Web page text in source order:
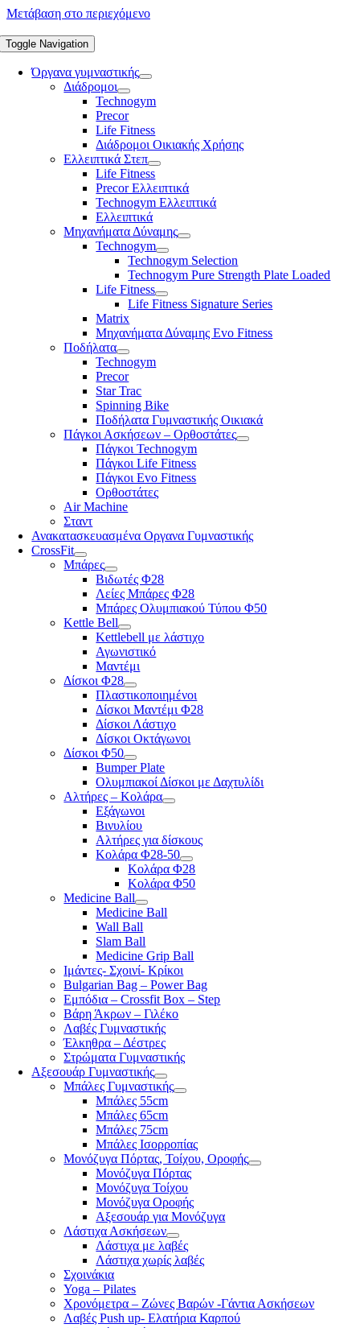
Μετάβαση στο περιεχόμενο
Toggle Navigation
Όργανα γυμναστικής
Διάδρομοι
Technogym
Precor
Life Fitness
Διάδρομοι Οικιακής Χρήσης
Ελλειπτικά Στεπ
Life Fitness
Precor Ελλειπτικά
Technogym Ελλειπτικά
Ελλειπτικά
Μηχανήματα Δύναμης
Technogym
Technogym Selection
Technogym Pure Strength Plate Loaded
Life Fitness
Life Fitness Signature Series
Matrix
Μηχανήματα Δύναμης Evo Fitness
Ποδήλατα
Technogym
Precor
Star Trac
Spinning Bike
Ποδήλατα Γυμναστικής Οικιακά
Πάγκοι Ασκήσεων – Ορθοστάτες
Πάγκοι Technogym
Πάγκοι Life Fitness
Πάγκοι Evo Fitness
Ορθοστάτες
Air Machine
Σταντ
Ανακατασκευασμένα Οργανα Γυμναστικής
CrossFit
Μπάρες
Βιδωτές Φ28
Λείες Μπάρες Φ28
Μπάρες Ολυμπιακού Τύπου Φ50
Kettle Bell
Kettlebell με λάστιχο
Αγωνιστικό
Μαντέμι
Δίσκοι Φ28
Πλαστικοποιημένοι
Δίσκοι Μαντέμι Φ28
Δίσκοι Λάστιχο
Δίσκοι Οκτάγωνοι
Δίσκοι Φ50
Bumper Plate
Ολυμπιακοί Δίσκοι με Δαχτυλίδι
Αλτήρες – Κολάρα
Εξάγωνοι
Βινυλίου
Αλτήρες για δίσκους
Κολάρα Φ28-50
Κολάρα Φ28
Κολάρα Φ50
Medicine Ball
Medicine Ball
Wall Ball
Slam Ball
Medicine Grip Ball
Ιμάντες- Σχοινί- Κρίκοι
Bulgarian Bag – Power Bag
Εμπόδια – Crossfit Box – Step
Βάρη Άκρων – Γιλέκο
Λαβές Γυμναστικής
Έλκηθρα – Δέστρες
Στρώματα Γυμναστικής
Αξεσουάρ Γυμναστικής
Μπάλες Γυμναστικής
Μπάλες 55cm
Μπάλες 65cm
Μπάλες 75cm
Μπάλες Ισορροπίας
Μονόζυγα Πόρτας, Τοίχου, Οροφής
Μονόζυγα Πόρτας
Μονόζυγα Τοίχου
Μονόζυγα Οροφής
Αξεσουάρ για Μονόζυγα
Λάστιχα Ασκήσεων
Λάστιχα με λαβές
Λάστιχα χωρίς λαβές
Σχοινάκια
Yoga – Pilates
Χρονόμετρα – Ζώνες Βαρών -Γάντια Ασκήσεων
Λαβές Push up- Ελατήρια Καρπού